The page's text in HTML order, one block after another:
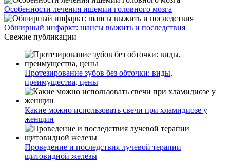
Особенности лечения ишемии головного мозга
Обширный инфаркт: шансы выжить и последствия
Свежие публикации
Протезирование зубов без обточки: виды,
преимущества, цены
Какие можно использовать свечи при хламидиозе у
женщин
Проведение и последствия лучевой терапии
щитовидной железы